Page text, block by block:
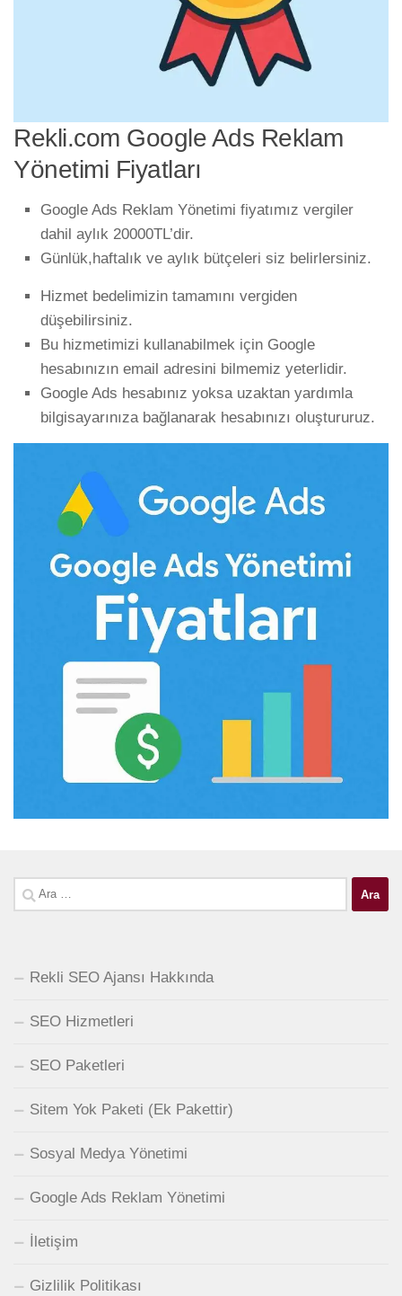
Rekli.com Google Ads Reklam
Yönetimi Fiyatları
Google Ads Reklam Yönetimi fiyatımız vergiler
dahil aylık 20000TL’dir.
Günlük,haftalık ve aylık bütçeleri siz belirlersiniz.
Hizmet bedelimizin tamamını vergiden
düşebilirsiniz.
Bu hizmetimizi kullanabilmek için Google
hesabınızın email adresini bilmemiz yeterlidir.
Google Ads hesabınız yoksa uzaktan yardımla
bilgisayarınıza bağlanarak hesabınızı oluştururuz.
Arama:
Rekli SEO Ajansı Hakkında
SEO Hizmetleri
SEO Paketleri
Sitem Yok Paketi (Ek Pakettir)
Sosyal Medya Yönetimi
Google Ads Reklam Yönetimi
İletişim
Gizlilik Politikası